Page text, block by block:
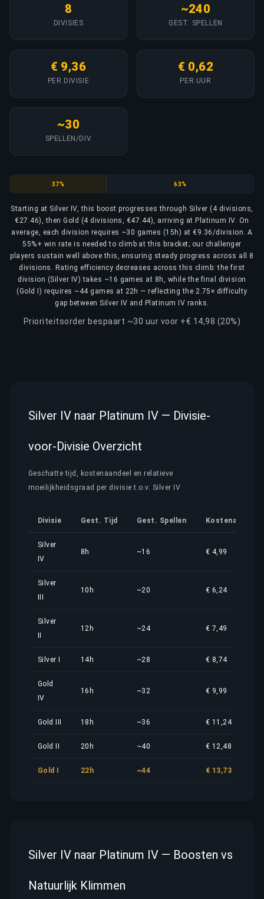
8
DIVISIES
~240
GEST. SPELLEN
€ 9,36
PER DIVISIE
€ 0,62
PER UUR
~30
SPELLEN/DIV
Silver
37% Gold
63%
Starting at Silver IV, this boost progresses through Silver (4 divisions,
€27.46), then Gold (4 divisions, €47.44), arriving at Platinum IV. On
average, each division requires ~30 games (15h) at €9.36/division. A
55%+ win rate is needed to climb at this bracket; our challenger
players sustain well above this, ensuring steady progress across all 8
divisions. Rating efficiency decreases across this climb: the first
division (Silver IV) takes ~16 games at 8h, while the final division
(Gold I) requires ~44 games at 22h — reflecting the 2.75× difficulty
gap between Silver IV and Platinum IV ranks.
Prioriteitsorder bespaart ~30 uur voor +€ 14,98 (20%)
Silver IV naar Platinum IV — Divisie-
voor-Divisie Overzicht
Geschatte tijd, kostenaandeel en relatieve
moeilijkheidsgraad per divisie t.o.v. Silver IV
Divisie Gest. Tijd Gest. Spellen Kostenaandeel
Silver
IV
8h ~16 € 4,99
Silver
10h ~20 € 6,24
Silver
12h ~24 € 7,49
Silver I 14h ~28 € 8,74
Gold
IV
16h ~32 € 9,99
Gold III 18h ~36 € 11,24
Gold II 20h ~40 € 12,48
Gold I 22h ~44 € 13,73
Silver IV naar Platinum IV — Boosten vs
Natuurlijk Klimmen